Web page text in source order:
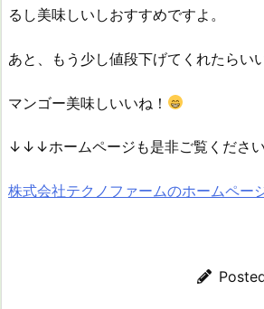
るし美味しいしおすすめですよ。
あと、もう少し値段下げてくれたらい
マンゴー美味しいいね！
↓↓↓ホームページも是非ご覧ください
株式会社テクノファームのホームペー